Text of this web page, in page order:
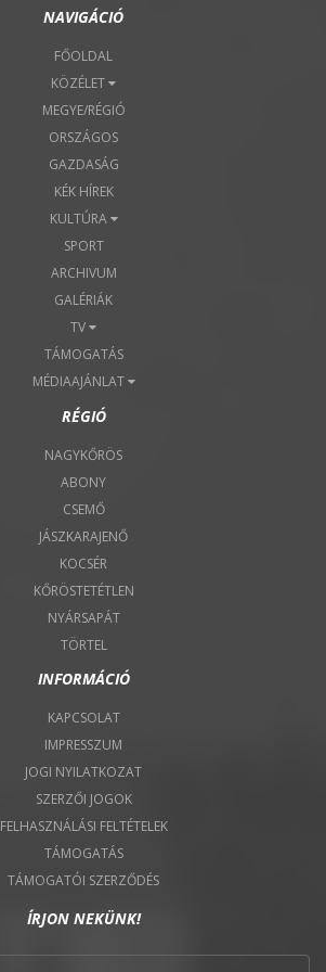
NAVIGÁCIÓ
FŐOLDAL
KÖZÉLET
MEGYE/RÉGIÓ
ORSZÁGOS
GAZDASÁG
KÉK HÍREK
KULTÚRA
SPORT
ARCHIVUM
GALÉRIÁK
TV
TÁMOGATÁS
MÉDIAAJÁNLAT
RÉGIÓ
NAGYKŐRÖS
ABONY
CSEMŐ
JÁSZKARAJENŐ
KOCSÉR
KŐRÖSTETÉTLEN
NYÁRSAPÁT
TÖRTEL
INFORMÁCIÓ
KAPCSOLAT
IMPRESSZUM
JOGI NYILATKOZAT
SZERZŐI JOGOK
FELHASZNÁLÁSI FELTÉTELEK
TÁMOGATÁS
TÁMOGATÓI SZERZŐDÉS
ÍRJON NEKÜNK!